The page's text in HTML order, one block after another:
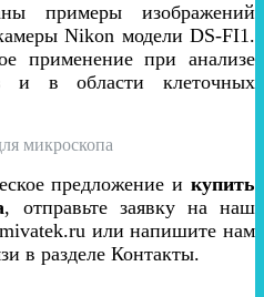
примеры изображений
Nikon модели DS-FI1.
применение при анализе
и в области клеточных
предложение и купить
, отправьте заявку на наш
или напишите нам
в разделе Контакты.